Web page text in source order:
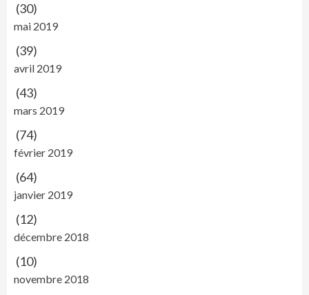
(30)
mai 2019
(39)
avril 2019
(43)
mars 2019
(74)
février 2019
(64)
janvier 2019
(12)
décembre 2018
(10)
novembre 2018